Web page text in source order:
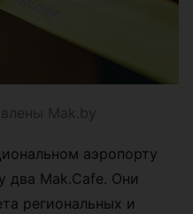
Mak.by
аэропорту
два Mak.Cafe. Они
региональных и